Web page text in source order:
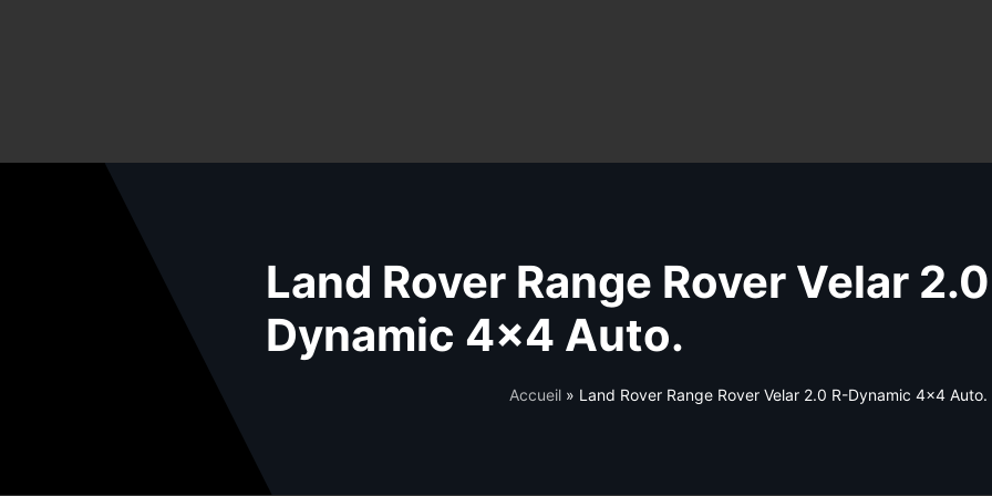
Land Rover Range Rover Velar
Dynamic 4×4 Auto.
Accueil» Land Rover Range Rover Velar 2.0 R-Dynamic 4×4 Auto.